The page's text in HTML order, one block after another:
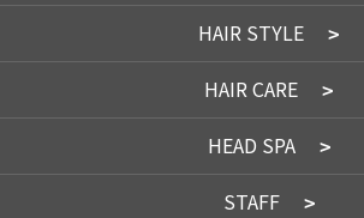
HAIR STYLE
HAIR CARE
HEAD SPA
STAFF